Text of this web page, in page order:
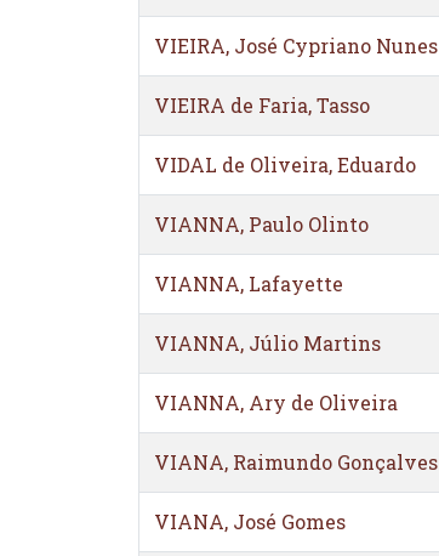
VIEIRA, José Cypriano Nunes
VIEIRA de Faria, Tasso
VIDAL de Oliveira, Eduardo
VIANNA, Paulo Olinto
VIANNA, Lafayette
VIANNA, Júlio Martins
VIANNA, Ary de Oliveira
VIANA, Raimundo Gonçalves
VIANA, José Gomes